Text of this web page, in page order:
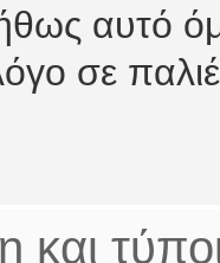
αυτό
σε
και